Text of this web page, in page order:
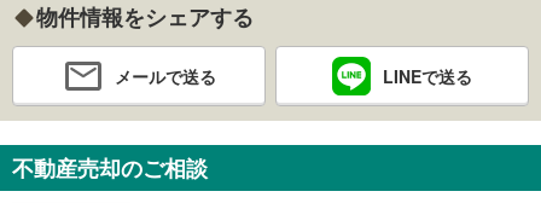
物件情報をシェアする
メールで送る LINEで送る
不動産売却のご相談